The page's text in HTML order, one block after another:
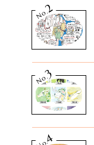
No.2
No.
3
4